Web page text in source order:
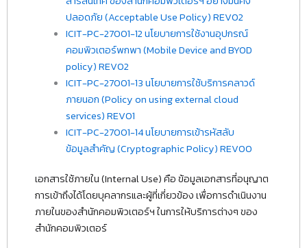
ปลอดภัย (Acceptable Use Policy) REV02
ICIT-PC-27001-12 นโยบายการใช้งานอุปกรณ์
คอมพิวเตอร์พกพา (Mobile Device and BYOD
policy) REV02
ICIT-PC-27001-13 นโยบายการใช้บริการคลาวด์
ภายนอก (Policy on using external cloud
services) REV01
ICIT-PC-27001-14 นโยบายการเข้ารหัสลับ
ข้อมูลสำคัญ (Cryptographic Policy) REV00
เอกสารใช้ภายใน (Internal Use) คือ ข้อมูลเอกสารที่อนุญาต
การเข้าถึงได้โดยบุคลากรและผู้ที่เกี่ยวข้อง เพื่อการดำเนินงาน
ภายในของสำนักคอมพิวเตอร์ฯ ในการให้บริการต่างๆ ของ
สำนักคอมพิวเตอร์